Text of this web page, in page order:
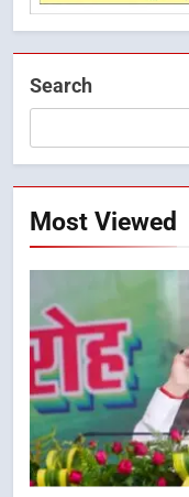
Search
Most Viewed
5